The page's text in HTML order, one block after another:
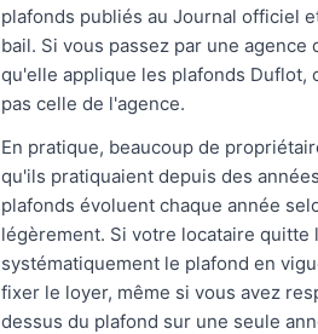
plafonds publiés au Journal officiel
bail. Si vous passez par une agence
qu'elle applique les plafonds
pas celle de l'agence.
En pratique, beaucoup de
qu'ils pratiquaient depuis des
plafonds évoluent chaque année
légèrement. Si votre locataire
systématiquement le plafond en
fixer le loyer, même si vous avez
dessus du plafond sur une seule